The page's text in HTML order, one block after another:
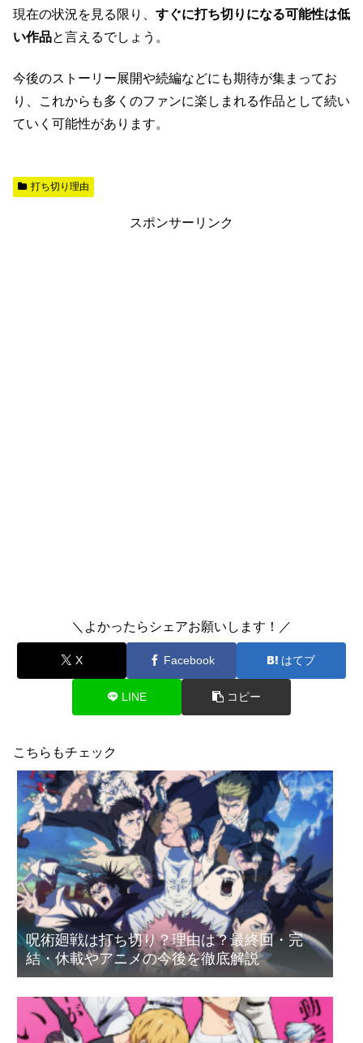
現在の状況を見る限り、 すぐに打ち切りになる可能性は低
い作品と言えるでしょう。
今後のストーリー展開や続編などにも期待が集まってお
り、これからも多くのファンに楽しまれる作品として続い
ていく可能性があります。
打ち切り理由
スポンサーリンク
＼よかったらシェアお願いします！／
X Facebook はてブ
LINE コピー
こちらもチェック
呪術廻戦は打ち切り？理由は？最終回・完
結・休載やアニメの今後を徹底解説